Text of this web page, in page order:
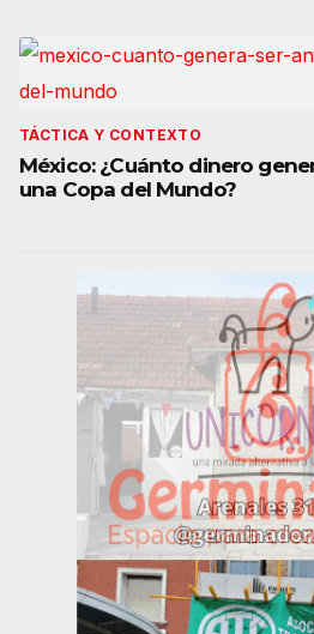
TÁCTICA Y CONTEXTO
México: ¿Cuánto dinero
una Copa del Mundo?